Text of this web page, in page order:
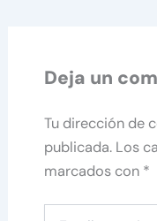
Deja un
Tu dirección de
publicada. Los
marcados con *